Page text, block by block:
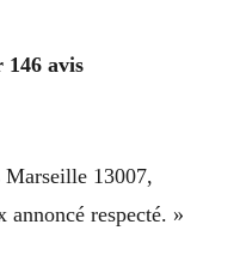
146 avis
13007,
respecté. »